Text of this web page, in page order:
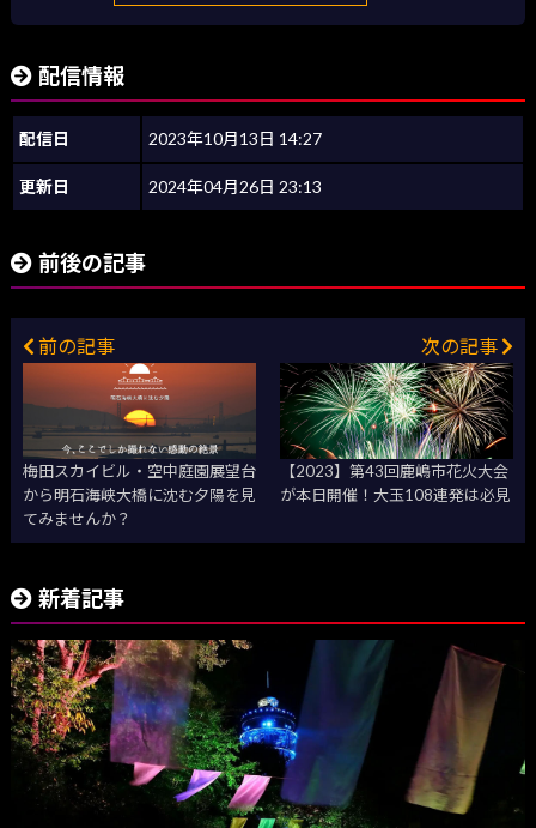
配信情報
配信日 2023年10月13日 14:27
更新日 2024年04月26日 23:13
前後の記事
前の記事
梅田スカイビル・空中庭園展望台
から明石海峡大橋に沈む夕陽を見
てみませんか？
次の記事
【2023】第43回鹿嶋市花火大会
が本日開催！大玉108連発は必見
新着記事